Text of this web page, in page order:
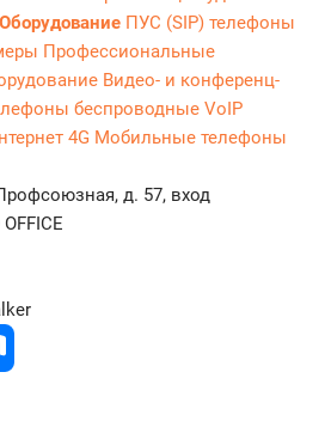
Оборудование ПУС (SIP) телефоны
Профессиональные
Видео- и конференц-
беспроводные VoIP
4G Мобильные телефоны
д. 57, вход